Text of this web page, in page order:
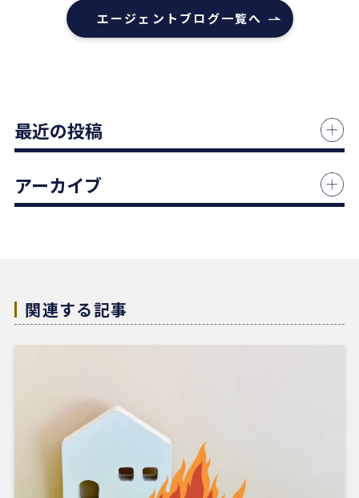
本当にありがとうございました！
担当の志水様は、ベテランならではの豊富な知識で
市場動向や適正価格を丁寧に解説してくださり、終
何より素晴らしいと感じたのは、情報の囲い込み等
を一切行わないという徹底した透明性です。この誠
ています。知人にも自信を持って紹介できる不動産
会社様です。
REDSは、自分でSUUMOなどを使って物件検索がで
きる人にはおすすめだと感じました。
他の不動産会社にも行きましたが、こちらの希望に
寄り添うというより、不動産会社側が売りたい物件
を勧められているように感じることもありました。
エージェントブログ一覧へ
最近の投稿
アーカイブ
関連する記事